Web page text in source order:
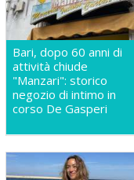
Bari, dopo 60 anni di
attività chiude
"Manzari": storico
negozio di intimo in
corso De Gasperi